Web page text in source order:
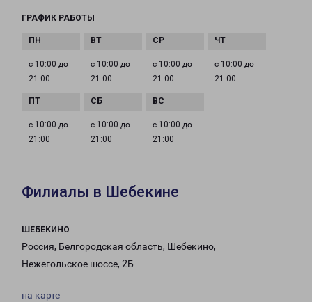
ГРАФИК РАБОТЫ
с 10:00 до
21:00
с 10:00 до
21:00
с 10:00 до
21:00
с 10:00 до
21:00
с 10:00 до
21:00
с 10:00 до
21:00
с 10:00 до
21:00
Филиалы в Шебекине
ШЕБЕКИНО
Россия, Белгородская область, Шебекино,
Нежегольское шоссе, 2Б
на карте